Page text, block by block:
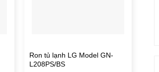
Ron tủ lạnh LG Model GN-
L208PS/BS